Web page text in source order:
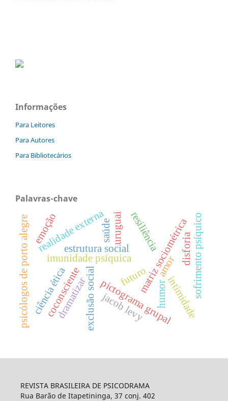
Informações
Para Leitores
Para Autores
Para Bibliotecários
Palavras-chave
exclusão social
imunidade psíquica
pictograma grupal
dramatizar
matriz sociométrica
realidade externa
estrutura social
amor
intimidade
resiliência
saúde
coconsciente
ciência ética
uruguai
psicólogos de porto alegre sofrimento psíquico
emoção
jacob levy
disforia
humor
futuro
REVISTA BRASILEIRA DE PSICODRAMA
Rua Barão de Itapetininga, 37 conj. 402